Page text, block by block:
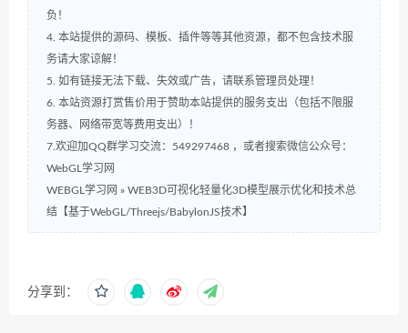
负！
4. 本站提供的源码、模板、插件等等其他资源，都不包含技术服
务请大家谅解！
5. 如有链接无法下载、失效或广告，请联系管理员处理！
6. 本站资源打赏售价用于赞助本站提供的服务支出（包括不限服
务器、网络带宽等费用支出）！
7.欢迎加QQ群学习交流：549297468 ，或者搜索微信公众号：
WebGL学习网
WEBGL学习网 » WEB3D可视化轻量化3D模型展示优化和技术总
结【基于WebGL/Threejs/BabylonJS技术】
分享到：